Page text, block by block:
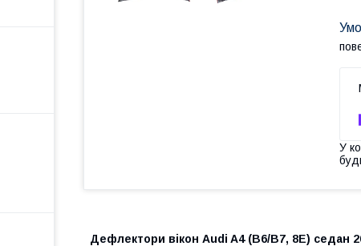
У
Дефлектори вікон Audi A4 (B6/B7, 8E) седан